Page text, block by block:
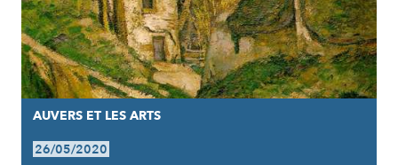
AUVERS ET LES ARTS
26/05/2020